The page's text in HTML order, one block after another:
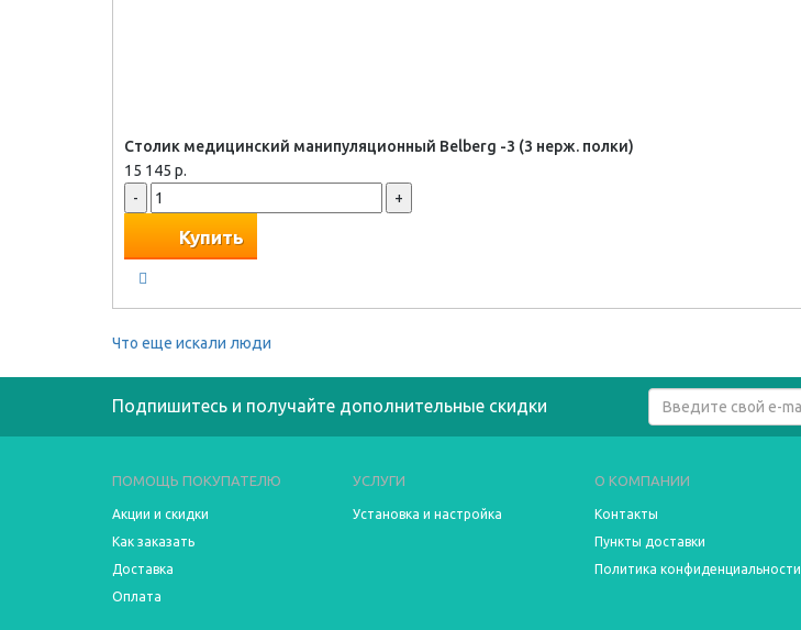
Столик медицинский манипуляционный Belberg -3 (3 нерж. полки)
15 145 р.
-
+
Купить
Что еще искали люди
Подпишитесь и получайте дополнительные скидки
ПОМОЩЬ ПОКУПАТЕЛЮ
Акции и скидки
Как заказать
Доставка
Оплата
УСЛУГИ
Установка и настройка
О КОМПАНИИ
Контакты
Пункты доставки
Политика конфиденциальности